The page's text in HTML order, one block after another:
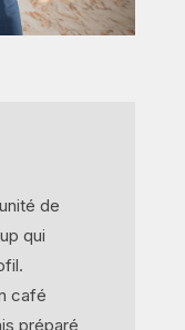
de
qui
café
préparé